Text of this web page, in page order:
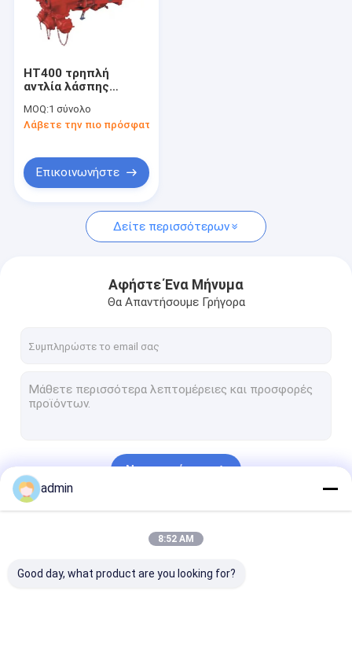
HT400 τρηπλή
αντλία λάσπης
που τσιμεντάρει
σπάζοντας την
MOQ:1 σύνολο
Λάβετε την πιο πρόσφατη τιμή
Επικοινωνήστε
Δείτε περισσότερων
Αφήστε Ένα Μήνυμα
Θα Απαντήσουμε Γρήγορα
Να συνεχίσει
admin
8:52 AM
Good day, what product are you looking for?